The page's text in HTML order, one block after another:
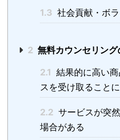
1.3 社会貢献・ボ
2 無料カウンセリン
2.1 結果的に高い
スを受け取ること
2.2 サービスが突
場合がある